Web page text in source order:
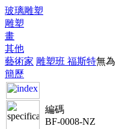
玻璃雕塑
雕塑
畫
其他
藝術家 雕塑班 福斯特無為
簡歷
編碼
BF-0008-NZ